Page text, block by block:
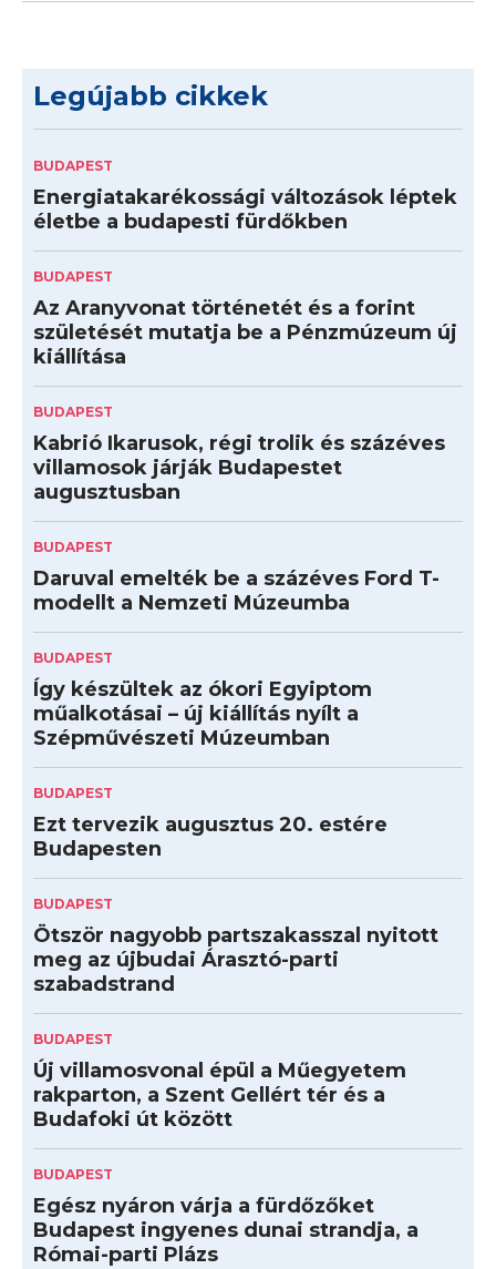
Legújabb cikkek
BUDAPEST
Energiatakarékossági változások léptek
életbe a budapesti fürdőkben
BUDAPEST
Az Aranyvonat történetét és a forint
születését mutatja be a Pénzmúzeum új
kiállítása
BUDAPEST
Kabrió Ikarusok, régi trolik és százéves
villamosok járják Budapestet
augusztusban
BUDAPEST
Daruval emelték be a százéves Ford T-
modellt a Nemzeti Múzeumba
BUDAPEST
Így készültek az ókori Egyiptom
műalkotásai – új kiállítás nyílt a
Szépművészeti Múzeumban
BUDAPEST
Ezt tervezik augusztus 20. estére
Budapesten
BUDAPEST
Ötször nagyobb partszakasszal nyitott
meg az újbudai Árasztó-parti
szabadstrand
BUDAPEST
Új villamosvonal épül a Műegyetem
rakparton, a Szent Gellért tér és a
Budafoki út között
BUDAPEST
Egész nyáron várja a fürdőzőket
Budapest ingyenes dunai strandja, a
Római-parti Plázs